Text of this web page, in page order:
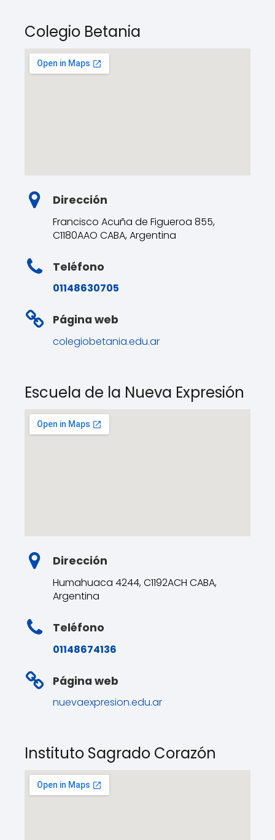
Colegio Betania
Dirección
Francisco Acuña de Figueroa 855,
C1180AAO CABA, Argentina
Teléfono
01148630705
Página web
colegiobetania.edu.ar
Escuela de la Nueva Expresión
Dirección
Humahuaca 4244, C1192ACH CABA,
Argentina
Teléfono
01148674136
Página web
nuevaexpresion.edu.ar
Instituto Sagrado Corazón